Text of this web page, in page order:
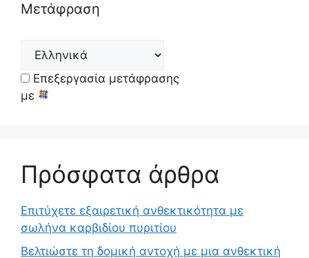
Μετάφραση
Επεξεργασία μετάφρασης
με
Πρόσφατα άρθρα
Επιτύχετε εξαιρετική ανθεκτικότητα με
σωλήνα καρβιδίου πυριτίου
Βελτιώστε τη δομική αντοχή με μια ανθεκτική